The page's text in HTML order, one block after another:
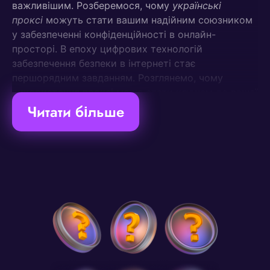
важливішим. Розберемося, чому українські
проксі можуть стати вашим надійним союзником
у забезпеченні конфіденційності в онлайн-
просторі. В епоху цифрових технологій
забезпечення безпеки в інтернеті стає
першорядним завданням. Розглянемо, чому
використання проксі може стати ключем до вашої
онлайн-безпеки.
1. Українська Proxy: Захист
Використовуючи українську proxy, ви
забезпечуєте собі рівень анонімності, необхідний
для захисту ваших особистих даних від
небажаного доступу.
Читати більше